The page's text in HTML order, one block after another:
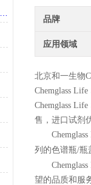
品牌
应用领域
北京和一生物
Chemglass Life
Chemglass Life
售，进口试剂
列的色谱瓶/瓶
望的品质和服